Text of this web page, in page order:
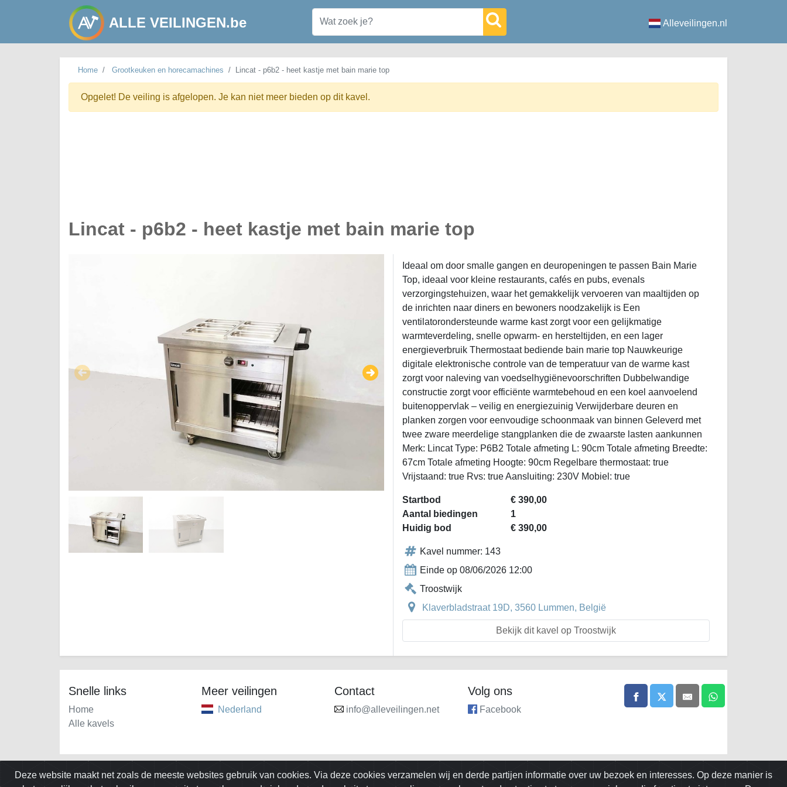
ALLE VEILINGEN.be Alleveilingen.nl
Home Grootkeuken en horecamachines Lincat - p6b2 - heet kastje met bain marie top
Opgelet! De veiling is afgelopen. Je kan niet meer bieden op dit kavel.
Lincat - p6b2 - heet kastje met bain marie top
Ideaal om door smalle gangen en deuropeningen te passen Bain Marie
Top, ideaal voor kleine restaurants, cafés en pubs, evenals
verzorgingstehuizen, waar het gemakkelijk vervoeren van maaltijden op
de inrichten naar diners en bewoners noodzakelijk is Een
ventilatorondersteunde warme kast zorgt voor een gelijkmatige
warmteverdeling, snelle opwarm- en hersteltijden, en een lager
energieverbruik Thermostaat bediende bain marie top Nauwkeurige
digitale elektronische controle van de temperatuur van de warme kast
zorgt voor naleving van voedselhygiënevoorschriften Dubbelwandige
constructie zorgt voor efficiënte warmtebehoud en een koel aanvoelend
buitenoppervlak – veilig en energiezuinig Verwijderbare deuren en
planken zorgen voor eenvoudige schoonmaak van binnen Geleverd met
twee zware meerdelige stangplanken die de zwaarste lasten aankunnen
Merk: Lincat Type: P6B2 Totale afmeting L: 90cm Totale afmeting Breedte:
67cm Totale afmeting Hoogte: 90cm Regelbare thermostaat: true
Vrijstaand: true Rvs: true Aansluiting: 230V Mobiel: true
Startbod
€ 390,00
Aantal biedingen
1
Huidig bod
€ 390,00
Kavel nummer: 143
Einde op 08/06/2026 12:00
Troostwijk
Klaverbladstraat 19D, 3560 Lummen, België
Bekijk dit kavel op Troostwijk
Snelle links
Home
Alle kavels
Meer veilingen
Nederland
Contact
info@alleveilingen.net
Volg ons
Facebook
Deze website maakt net zoals de meeste websites gebruik van cookies. Via deze cookies verzamelen wij en derde partijen informatie over uw bezoek en interesses. Op deze manier is